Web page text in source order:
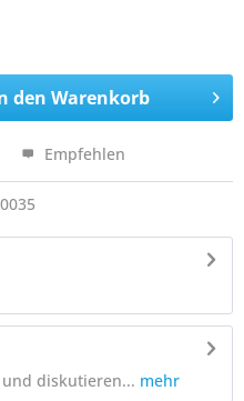
den Warenkorb
Empfehlen
diskutieren... mehr